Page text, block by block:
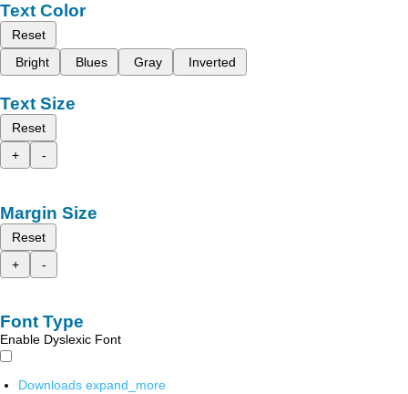
Text Color
Reset
Bright
Blues Gray Inverted
Text Size
Reset
+
-
Margin Size
Reset
+
-
Font Type
Enable Dyslexic Font
Downloads expand_more